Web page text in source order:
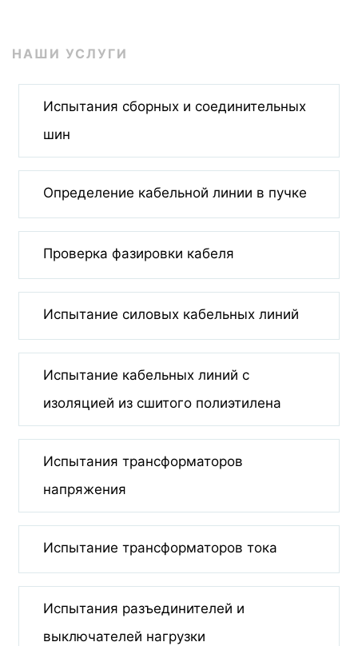
НАШИ УСЛУГИ
Испытания сборных и соединительных
шин
Определение кабельной линии в пучке
Проверка фазировки кабеля
Испытание силовых кабельных линий
Испытание кабельных линий с
изоляцией из сшитого полиэтилена
Испытания трансформаторов
напряжения
Испытание трансформаторов тока
Испытания разъединителей и
выключателей нагрузки